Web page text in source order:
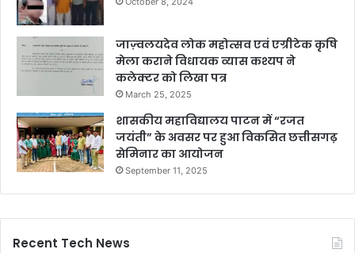
जाज़्वलयदेव लोक महोत्सव एवं एग्रीटेक कृषि
मेला कराने विधायक व्यास कश्यप ने
कलेक्टर को लिखा पत्र
March 25, 2025
शासकीय महाविद्यालय पाटन में “रजत
जयंती” के अवसर पर हुआ विकसित छत्तीसगढ़
सेमिनार का आयोजन
September 11, 2025
Recent Tech News